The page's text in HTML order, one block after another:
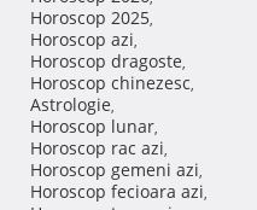
Horoscop 2025,
Horoscop azi,
Horoscop dragoste,
Horoscop chinezesc,
Astrologie,
Horoscop lunar,
Horoscop rac azi,
Horoscop gemeni azi,
Horoscop fecioara azi,